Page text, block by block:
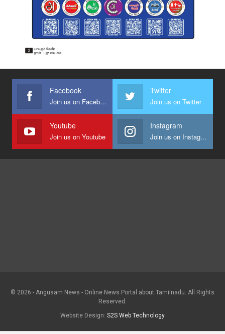
Facebook
Join us on Facebook
Twitter
Join us on Twitter
Youtube
Join us on Youtube
Instagram
Join us on Instagram
© 2026 - Angusam News - Online News Portal about Tamilnadu. All Rights
Reserved.
Website Design: S2S Web Technology